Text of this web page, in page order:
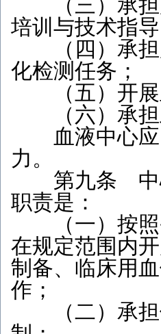
（三）承担
培训与技术指
（四）承担
化检测任务；
（五）开展
（六）承担
血液中心应
力。
第九条 中心
职责是：
（一）按照
在规定范围内
制备、临床用
作；
（二）承担